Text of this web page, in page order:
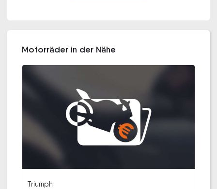
Motorräder in der Nähe
Triumph